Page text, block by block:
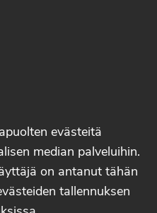
evästeitä
median palveluihin.
on antanut tähän
tallennuksen